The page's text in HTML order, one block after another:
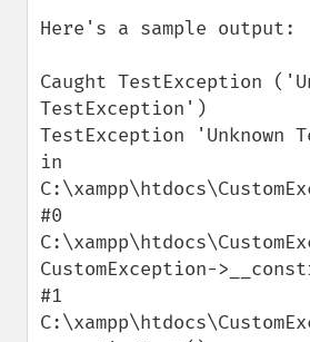
Here's a sample output:
Caught TestException
TestException')
TestException 'Unknown
in
#0
CustomException-
#1